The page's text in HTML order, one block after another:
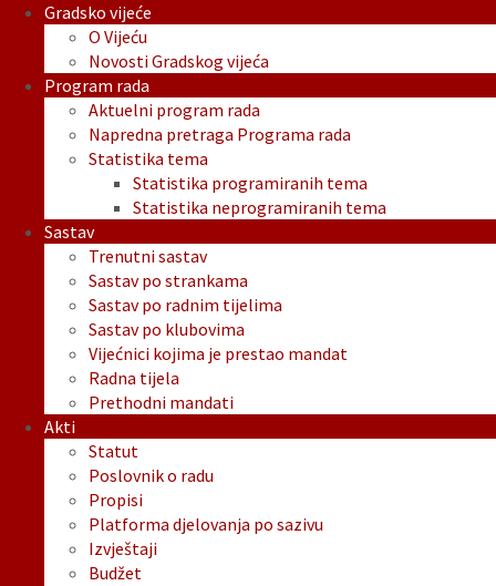
Gradsko vijeće
O Vijeću
Novosti Gradskog vijeća
Program rada
Aktuelni program rada
Napredna pretraga Programa rada
Statistika tema
Statistika programiranih tema
Statistika neprogramiranih tema
Sastav
Trenutni sastav
Sastav po strankama
Sastav po radnim tijelima
Sastav po klubovima
Vijećnici kojima je prestao mandat
Radna tijela
Prethodni mandati
Akti
Statut
Poslovnik o radu
Propisi
Platforma djelovanja po sazivu
Izvještaji
Budžet